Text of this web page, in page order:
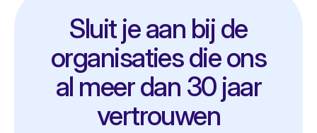
Sluit je aan bij de
organisaties die ons
al meer dan 30 jaar
vertrouwen